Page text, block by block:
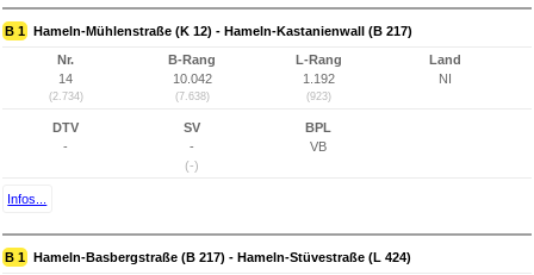
B 1 Hameln-Mühlenstraße (K 12) - Hameln-Kastanienwall (B 217)
Nr.
14
(2.734)
B-Rang
10.042
(7.638)
L-Rang
1.192
(923)
Land
NI
DTV
-
SV
-
(-)
BPL
VB
Infos...
B 1 Hameln-Basbergstraße (B 217) - Hameln-Stüvestraße (L 424)